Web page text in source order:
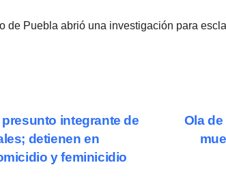
de Puebla abrió una investigación para
Ola
integrante de
detienen en
y feminicidio